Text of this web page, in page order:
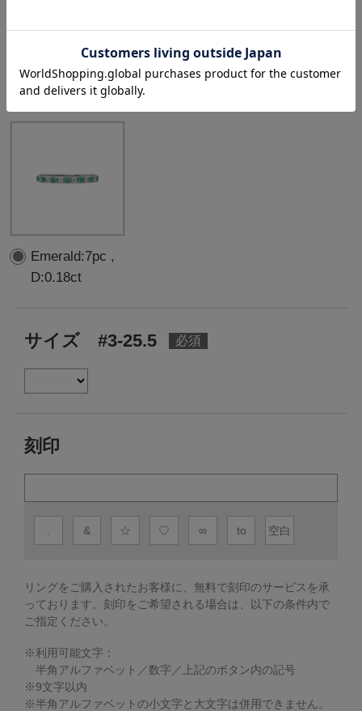
選択中の中石 ： Emerald:7pc ,
D:0.18ct
Emerald:7pc ,
D:0.18ct
サイズ #3-25.5
刻印
& ☆ ♡ ∞ to 空白
リングをご購入されたお客様に、無料で刻印のサービスを承
っております。 刻印をご希望される場合は、以下の条件内で
ご指定ください。
※利用可能文字：
半角アルファベット／数字／上記のボタン内の記号
※9文字以内
※半角アルファベットの小文字と大文字は併用できません。